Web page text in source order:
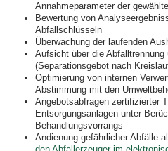
Annahmeparameter der
Bewertung von
Abfallschlüsseln
Überwachung der laufenden
Aufsicht über die Abfalltrennung
(Separationsgebot nach
Optimierung von internen
Abstimmung mit den
Angebotsabfragen zertifizierter
Entsorgungsanlagen unter
Behandlungsvorrangs
Andienung gefährlicher Abfälle